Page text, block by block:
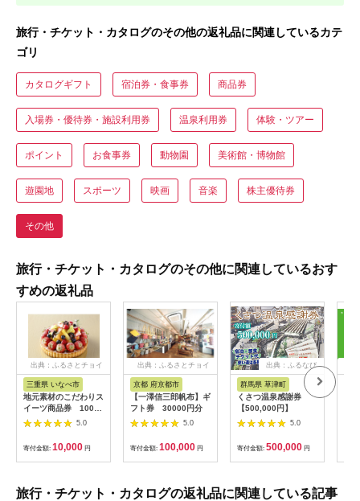
旅行・チケット・カタログのその他の返礼品に関連しているカテ
ゴリ
カタログギフト 宿泊券・食事券 商品券
入場券・優待券・施設利用券 温泉利用券 体験・ツアー
ポイント お食事券 動物園 美術館・博物館
遊園地 スポーツ 映画 音楽 株主優待券
その他
旅行・チケット・カタログのその他に関連しているおす
すめの返礼品
出典：ふるさとチョイ
ス
三重県 いなべ市
地元素材のこだわりス
イーツ商品券 1000
円×3枚【1278103】
5.0
寄付金額: 10,000 円
出典：ふるさとチョイ
ス
京都 府京都市
【一澤信三郎帆布】ギ
フト券 30000円分
5.0
寄付金額: 100,000 円
出典：ふるなび
群馬県 草津町
くさつ温泉感謝券
【500,000円】
5.0
寄付金額: 500,000 円
旅行・チケット・カタログの返礼品に関連している記事